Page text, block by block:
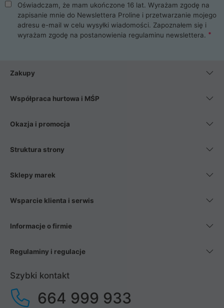
Oświadczam, że mam ukończone 16 lat. Wyrażam zgodę na
zapisanie mnie do Newslettera Proline i przetwarzanie mojego
adresu e-mail w celu wysyłki wiadomości. Zapoznałem się i
wyrażam zgodę na postanowienia regulaminu newslettera.
Zakupy
Współpraca hurtowa i MŚP
Okazja i promocja
Struktura strony
Sklepy marek
Wsparcie klienta i serwis
Informacje o firmie
Regulaminy i regulacje
Szybki kontakt
664 999 933